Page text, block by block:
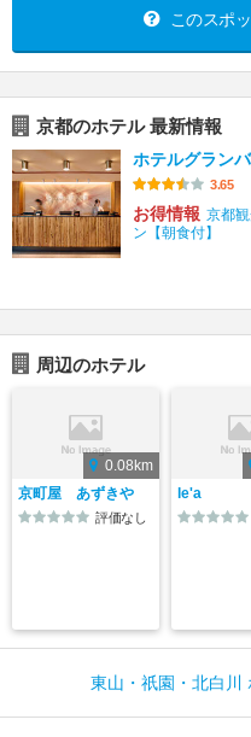
このスポ
京都のホテル 最新情報
ホテルグラン
3.65
お得情報 京都
ン【朝食付】
周辺のホテル
0.08km
京町屋 あずきや
評価なし
le'a
東山・祇園・北白川